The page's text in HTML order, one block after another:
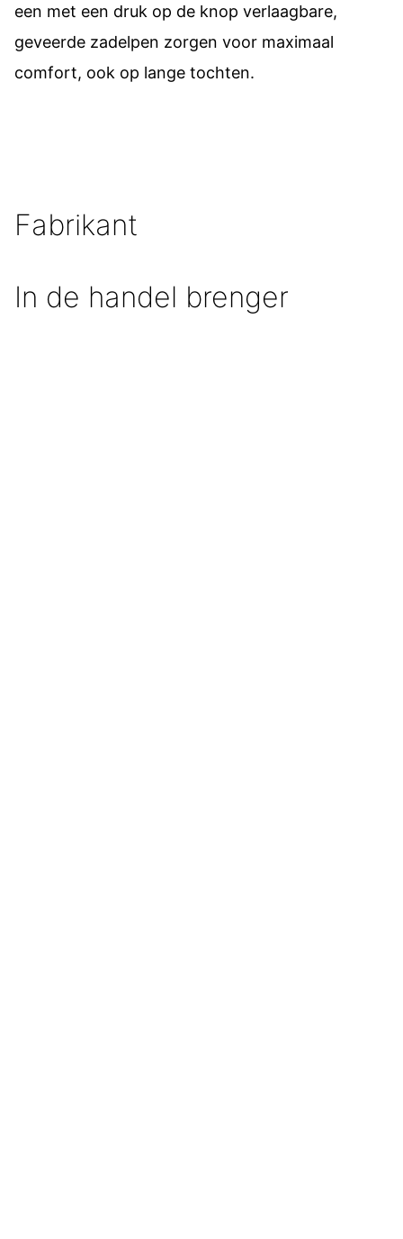
een met een druk op de knop verlaagbare,
geveerde zadelpen zorgen voor maximaal
comfort, ook op lange tochten.
Fabrikant
In de handel brenger